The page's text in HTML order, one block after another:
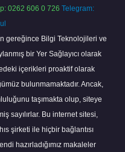
0262 606 0 726 Telegram:
gereğince Bilgi Teknolojileri ve
bir Yer Sağlayıcı olarak
içerikleri proaktif olarak
bulunmamaktadır. Ancak,
taşımakta olup, siteye
sayılırlar. Bu internet sitesi,
şirketi ile hiçbir bağlantısı
hazırladığımız makaleler